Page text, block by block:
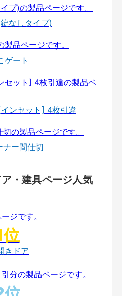
なしタイプ)
ゲート
ンセット] 4枚引違
ナー間仕切
・建具ページ人気
きドア